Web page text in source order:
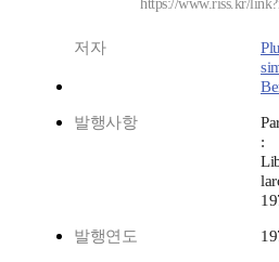
https://www.riss.kr/
저자
발행사항
:
발행연도